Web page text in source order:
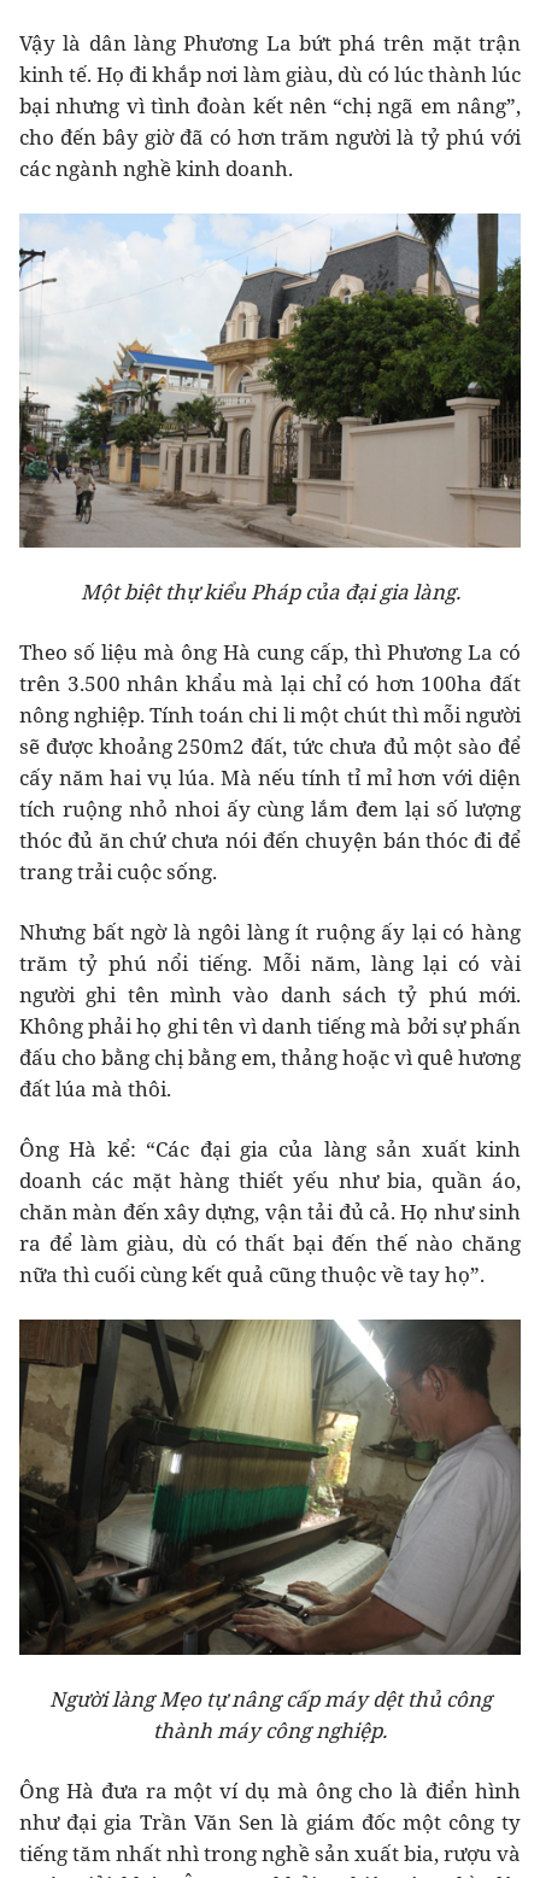
Vậy là dân làng Phương La bứt phá trên mặt trận
kinh tế. Họ đi khắp nơi làm giàu, dù có lúc thành lúc
bại nhưng vì tình đoàn kết nên “chị ngã em nâng”,
cho đến bây giờ đã có hơn trăm người là tỷ phú với
các ngành nghề kinh doanh.
Một biệt thự kiểu Pháp của đại gia làng.
Theo số liệu mà ông Hà cung cấp, thì Phương La có
trên 3.500 nhân khẩu mà lại chỉ có hơn 100ha đất
nông nghiệp. Tính toán chi li một chút thì mỗi người
sẽ được khoảng 250m2 đất, tức chưa đủ một sào để
cấy năm hai vụ lúa. Mà nếu tính tỉ mỉ hơn với diện
tích ruộng nhỏ nhoi ấy cùng lắm đem lại số lượng
thóc đủ ăn chứ chưa nói đến chuyện bán thóc đi để
trang trải cuộc sống.
Nhưng bất ngờ là ngôi làng ít ruộng ấy lại có hàng
trăm tỷ phú nổi tiếng. Mỗi năm, làng lại có vài
người ghi tên mình vào danh sách tỷ phú mới.
Không phải họ ghi tên vì danh tiếng mà bởi sự phấn
đấu cho bằng chị bằng em, thảng hoặc vì quê hương
đất lúa mà thôi.
Ông Hà kể: “Các đại gia của làng sản xuất kinh
doanh các mặt hàng thiết yếu như bia, quần áo,
chăn màn đến xây dựng, vận tải đủ cả. Họ như sinh
ra để làm giàu, dù có thất bại đến thế nào chăng
nữa thì cuối cùng kết quả cũng thuộc về tay họ”.
Người làng Mẹo tự nâng cấp máy dệt thủ công
thành máy công nghiệp.
Ông Hà đưa ra một ví dụ mà ông cho là điển hình
như đại gia Trần Văn Sen là giám đốc một công ty
tiếng tăm nhất nhì trong nghề sản xuất bia, rượu và